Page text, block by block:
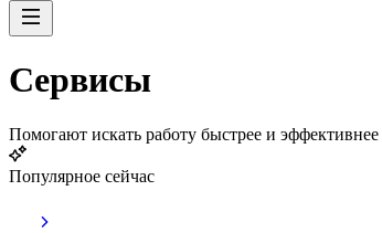
Сервисы
Помогают искать работу быстрее и эффективнее
Популярное сейчас